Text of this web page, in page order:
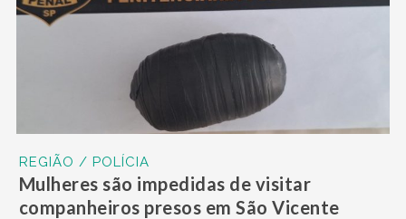
REGIÃO / POLÍCIA
Mulheres são impedidas de visitar
companheiros presos em São Vicente